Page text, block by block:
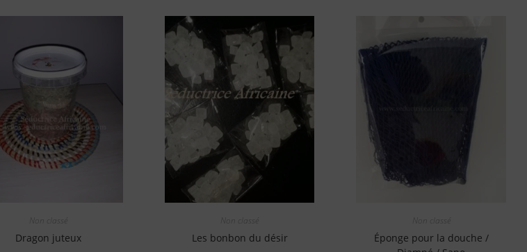
Non classé
Dragon juteux
Non classé
Les bonbon du désir
Non classé
Éponge pour la douche /